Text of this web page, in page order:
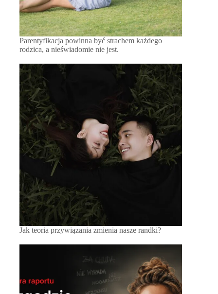
Parentyfikacja powinna być strachem każdego
rodzica, a nieświadomie nie jest.
Jak teoria przywiązania zmienia nasze randki?